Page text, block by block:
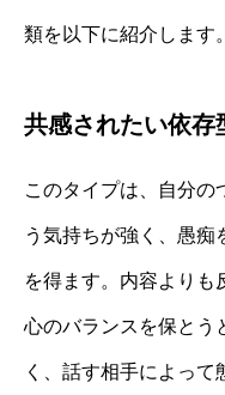
類を以下に紹介します。
共感されたい依存
このタイプは、自分の
う気持ちが強く、愚
を得ます。内容よりも
心のバランスを保とう
く、話す相手によって